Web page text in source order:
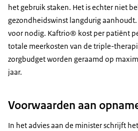
het gebruik staken. Het is echter niet
gezondheidswinst langdurig
voor nodig. Kaftrio® kost per patiënt
totale meerkosten van de triple-
zorgbudget worden geraamd op
jaar.
Voorwaarden aan
In het advies aan de minister schrijft